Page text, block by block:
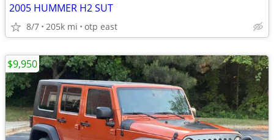
2005 HUMMER H2 SUT
8/7 205k mi otp east
$9,950